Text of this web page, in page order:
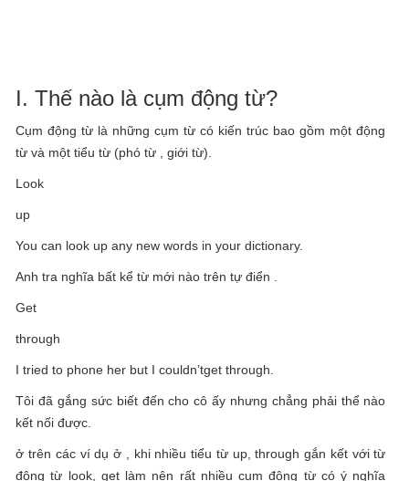
I. Thế nào là cụm động từ?
Cụm động từ là những cụm từ có kiến trúc bao gồm một động
từ và một tiểu từ (phó từ , giới từ).
Look
up
You can look up any new words in your dictionary.
Anh tra nghĩa bất kể từ mới nào trên tự điển .
Get
through
I tried to phone her but I couldn’tget through.
Tôi đã gắng sức biết đến cho cô ấy nhưng chẳng phải thể nào
kết nối được.
ở trên các ví dụ ở , khi nhiều tiểu từ up, through gắn kết với từ
động từ look, get làm nên rất nhiều cụm động từ có ý nghĩa